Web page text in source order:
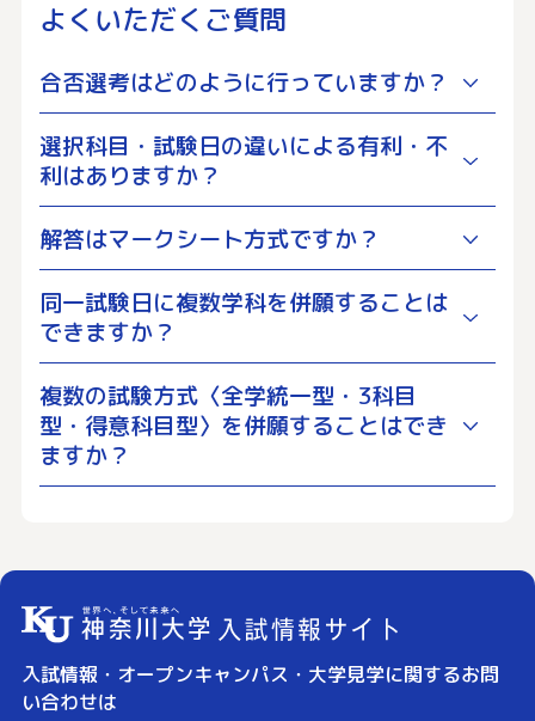
よくいただくご質問
合否選考はどのように行っていますか？
選択科目・試験日の違いによる有利・不
利はありますか？
解答はマークシート方式ですか？
同一試験日に複数学科を併願することは
できますか？
複数の試験方式〈全学統一型・3科目
型・得意科目型〉を併願することはでき
ますか？
入試情報・オープンキャンパス・大学見学に関するお問
い合わせは